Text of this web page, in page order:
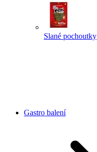
Slané pochoutky
Gastro balení